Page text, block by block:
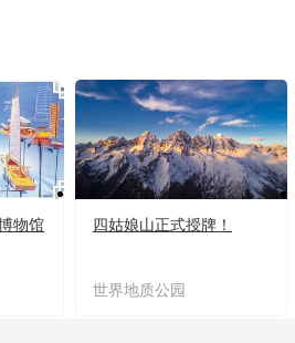
物馆
四姑娘山正式授牌！
世界地质公园